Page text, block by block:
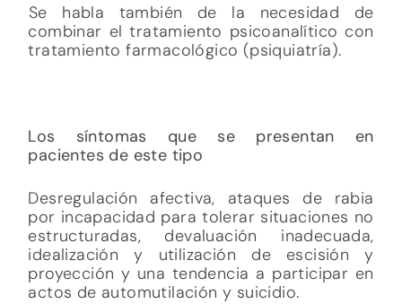
Se habla también de la necesidad de
combinar el tratamiento psicoanalítico con
tratamiento farmacológico (psiquiatría).
Los síntomas que se presentan en
pacientes de este tipo
Desregulación afectiva, ataques de rabia
por incapacidad para tolerar situaciones no
estructuradas, devaluación inadecuada,
idealización y utilización de escisión y
proyección y una tendencia a participar en
actos de automutilación y suicidio.